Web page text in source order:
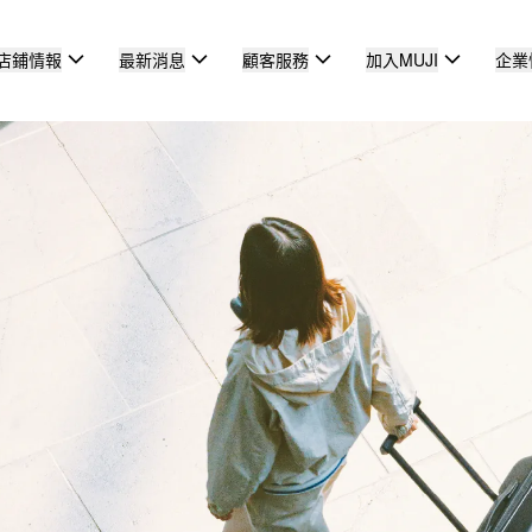
鋪情報 最新消息 顧客服務 加入MUJI 企